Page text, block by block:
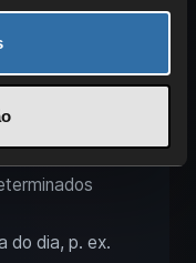
ex.
itens do
do dia, p. ex.